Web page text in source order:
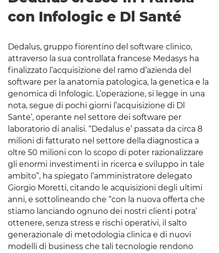
con Infologic e Dl Santé
Dedalus, gruppo fiorentino del software clinico,
attraverso la sua controllata francese Medasys ha
finalizzato l’acquisizione del ramo d’azienda del
software per la anatomia patologica, la genetica e la
genomica di Infologic. L’operazione, si legge in una
nota, segue di pochi giorni l’acquisizione di Dl
Sante’, operante nel settore dei software per
laboratorio di analisi. “Dedalus e’ passata da circa 8
milioni di fatturato nel settore della diagnostica a
oltre 50 milioni con lo scopo di poter razionalizzare
gli enormi investimenti in ricerca e sviluppo in tale
ambito”, ha spiegato l’amministratore delegato
Giorgio Moretti, citando le acquisizioni degli ultimi
anni, e sottolineando che “con la nuova offerta che
stiamo lanciando ognuno dei nostri clienti potra’
ottenere, senza stress e rischi operativi, il salto
generazionale di metodologia clinica e di nuovi
modelli di business che tali tecnologie rendono